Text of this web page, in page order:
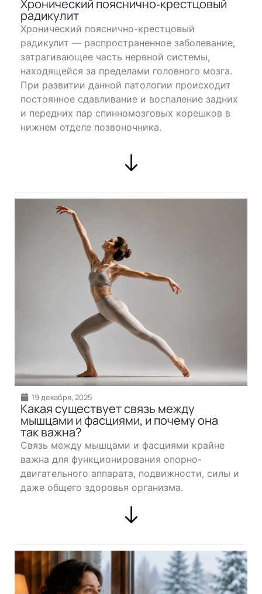
Хронический пояснично‐крестцовый
радикулит
Хронический пояснично-крестцовый
радикулит — распространенное заболевание,
затрагивающее часть нервной системы,
находящейся за пределами головного мозга.
При развитии данной патологии происходит
постоянное сдавливание и воспаление задних
и передних пар спинномозговых корешков в
нижнем отделе позвоночника.
19 декабря, 2025
Какая существует связь между
мышцами и фасциями, и почему она
так важна?
Связь между мышцами и фасциями крайне
важна для функционирования опорно-
двигательного аппарата, подвижности, силы и
даже общего здоровья организма.